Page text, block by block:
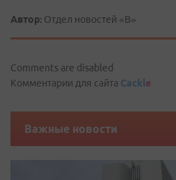
Автор: Отдел новостей «В»
Comments are disabled
Комментарии для сайта Cackle
Важные новости